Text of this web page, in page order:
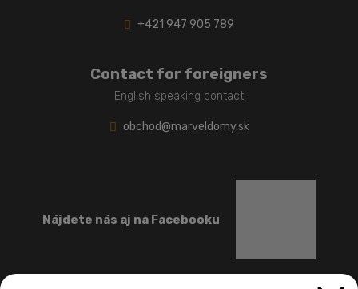
+421 947 905 789
Contact for foreigners
English speaking contact
obchod@marveldomy.sk
Nájdete nás aj na Facebooku